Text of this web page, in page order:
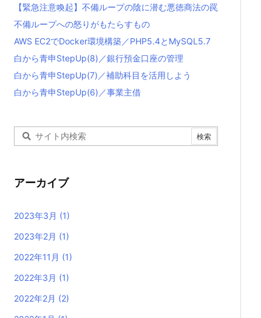
【緊急注意喚起】不備ループの陰に潜む悪徳商法の罠
不備ループへの怒りがもたらすもの
AWS EC2でDocker環境構築／PHP5.4とMySQL5.7
白から青申StepUp(8)／銀行預金口座の管理
白から青申StepUp(7)／補助科目を活用しよう
白から青申StepUp(6)／事業主借
アーカイブ
2023年3月 (1)
2023年2月 (1)
2022年11月 (1)
2022年3月 (1)
2022年2月 (2)